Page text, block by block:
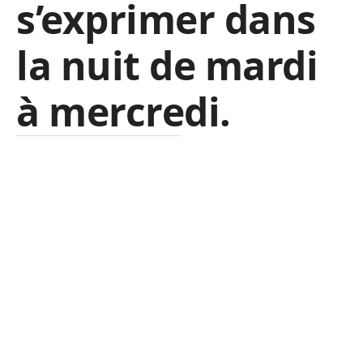
s’exprimer dans
la nuit de mardi
à mercredi.